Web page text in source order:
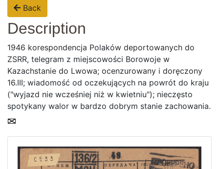
Home page
Current auction
Recent result
Archive
Back
Description
1946 korespondencja Polaków deportowanych do
ZSRR, telegram z miejscowości Borowoje w
Kazachstanie do Lwowa; ocenzurowany i doręczony
16.III; wiadomość od oczekujących na powrót do kraju
("wyjazd nie wcześniej niż w kwietniu"); nieczęsto
spotykany walor w bardzo dobrym stanie zachowania.